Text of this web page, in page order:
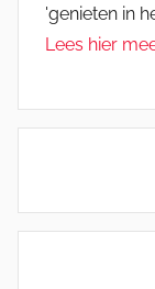
'genieten in
Lees hier